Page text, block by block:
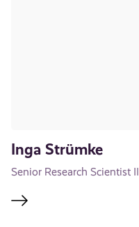
Inga Strümke
Senior Research Scientist II